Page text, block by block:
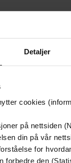
Detaljer
cookies
på nettsiden
din på vår
for
forbedre den
bak det som
(30)